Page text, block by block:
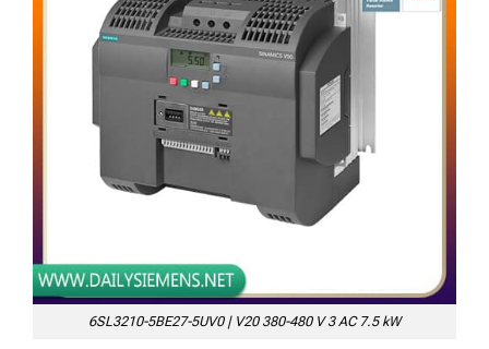
6SL3210-5BE27-5UV0 | V20 380-480 V 3 AC 7.5 kW